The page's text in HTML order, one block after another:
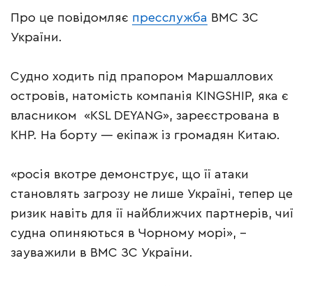
Про це повідомляє пресслужба ВМС ЗС
України.
Судно ходить під прапором Маршаллових
островів, натомість компанія KINGSHIP, яка є
власником «KSL DEYANG», зареєстрована в
КНР. На борту — екіпаж із громадян Китаю.
«росія вкотре демонструє, що її атаки
становлять загрозу не лише Україні, тепер це
ризик навіть для її найближчих партнерів, чиї
судна опиняються в Чорному морі», –
зауважили в ВМС ЗС України.